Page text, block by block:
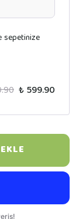
sepetinize
₺ 599.90